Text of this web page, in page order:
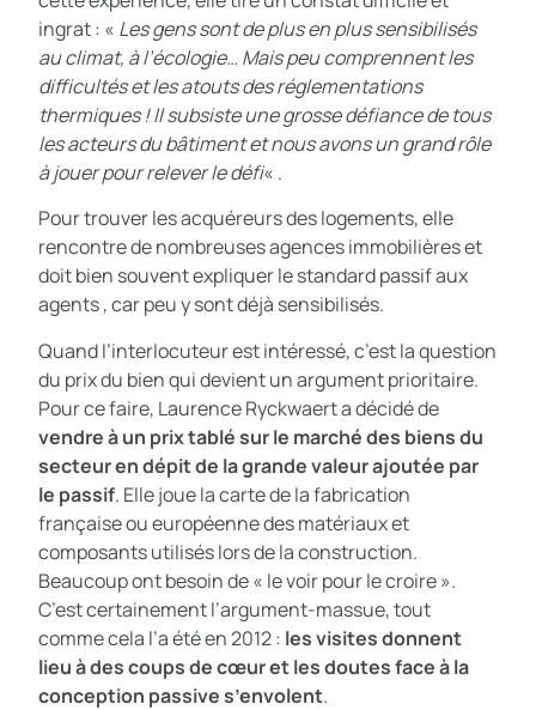
ingrat : « Les gens sont de plus en plus sensibilisés
au climat, à l’écologie… Mais peu comprennent les
difficultés et les atouts des réglementations
thermiques ! Il subsiste une grosse défiance de tous
les acteurs du bâtiment et nous avons un grand rôle
à jouer pour relever le défi« .
Pour trouver les acquéreurs des logements, elle
rencontre de nombreuses agences immobilières et
doit bien souvent expliquer le standard passif aux
agents , car peu y sont déjà sensibilisés.
Quand l’interlocuteur est intéressé, c’est la question
du prix du bien qui devient un argument prioritaire.
Pour ce faire, Laurence Ryckwaert a décidé de
vendre à un prix tablé sur le marché des biens du
secteur en dépit de la grande valeur ajoutée par
le passif. Elle joue la carte de la fabrication
française ou européenne des matériaux et
composants utilisés lors de la construction.
Beaucoup ont besoin de « le voir pour le croire ».
C’est certainement l’argument-massue, tout
comme cela l’a été en 2012 : les visites donnent
lieu à des coups de cœur et les doutes face à la
conception passive s’envolent.